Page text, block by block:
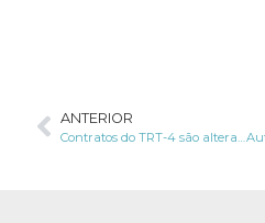
ANTERIOR